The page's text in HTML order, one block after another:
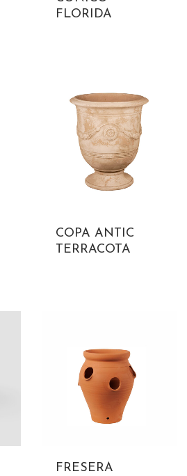
FLORIDA
COPA ANTIC
TERRACOTA
FRESERA